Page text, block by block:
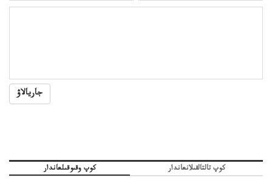
جاريالاۋ
كوپ وقىوقىلعاندار كوپ تالتالقىلانعاندار